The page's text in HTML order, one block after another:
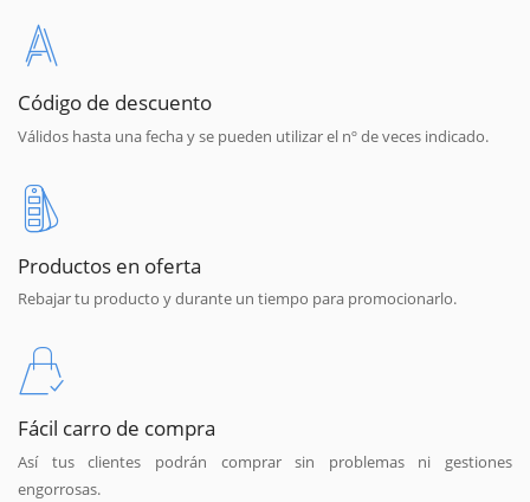
Código de descuento
Válidos hasta una fecha y se pueden utilizar el nº de veces indicado.
Productos en oferta
Rebajar tu producto y durante un tiempo para promocionarlo.
Fácil carro de compra
Así tus clientes podrán comprar sin problemas ni gestiones
engorrosas.